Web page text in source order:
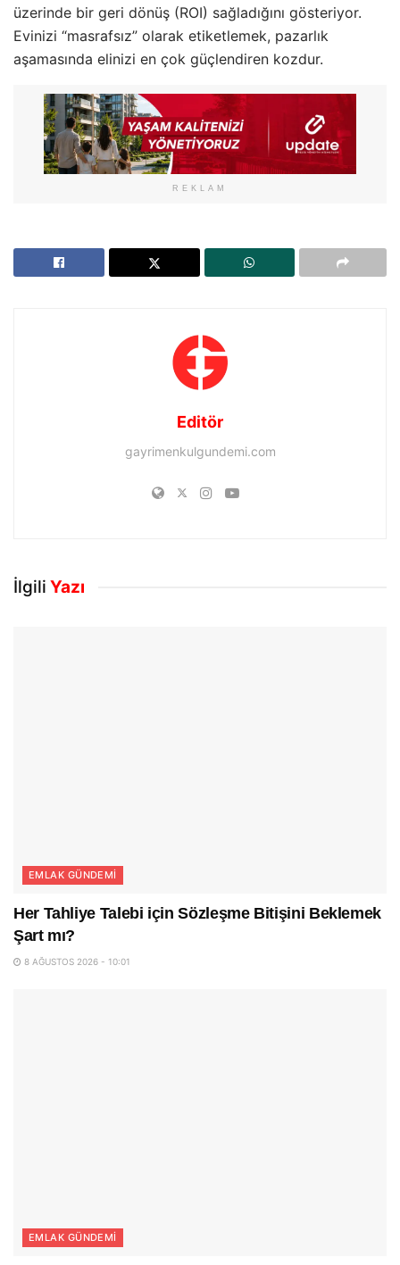
üzerinde bir geri dönüş (ROI) sağladığını gösteriyor.
Evinizi “masrafsız” olarak etiketlemek, pazarlık
aşamasında elinizi en çok güçlendiren kozdur.
REKLAM
Editör
gayrimenkulgundemi.com
İlgili Yazı
EMLAK GÜNDEMI
Her Tahliye Talebi için Sözleşme Bitişini Beklemek
Şart mı?
8 AĞUSTOS 2026 - 10:01
EMLAK GÜNDEMI